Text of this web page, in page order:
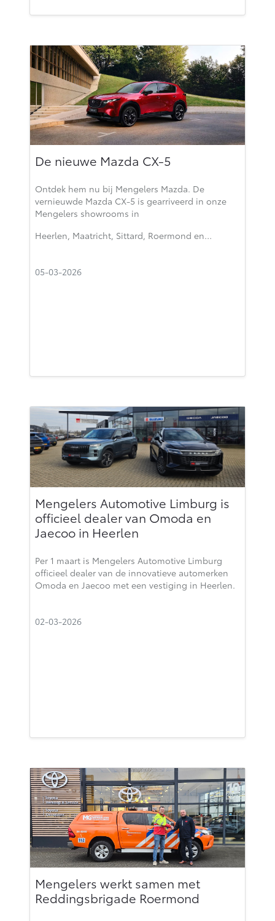
De nieuwe Mazda CX-5
Ontdek hem nu bij Mengelers Mazda. De
vernieuwde Mazda CX-5 is gearriveerd in onze
Mengelers showrooms in
Heerlen, Maatricht, Sittard, Roermond en…
05-03-2026
Mengelers Automotive Limburg is
officieel dealer van Omoda en
Jaecoo in Heerlen
Per 1 maart is Mengelers Automotive Limburg
officieel dealer van de innovatieve automerken
Omoda en Jaecoo met een vestiging in Heerlen.
02-03-2026
Mengelers werkt samen met
Reddingsbrigade Roermond